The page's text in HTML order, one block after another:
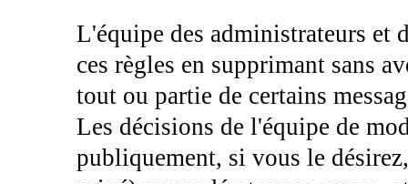
L'équipe des administrateurs et
ces règles en supprimant sans
tout ou partie de certains
Les décisions de l'équipe de
publiquement, si vous le